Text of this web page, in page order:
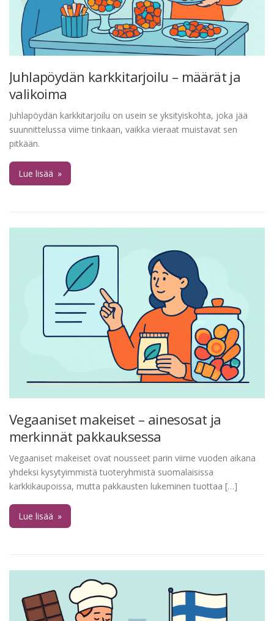
Juhlapöydän karkkitarjoilu – määrät ja
valikoima
Juhlapöydän karkkitarjoilu on usein se yksityiskohta, joka jää
suunnittelussa viime tinkaan, vaikka vieraat muistavat sen
pitkään.
Lue lisää »
Vegaaniset makeiset – ainesosat ja
merkinnät pakkauksessa
Vegaaniset makeiset ovat nousseet parin viime vuoden aikana
yhdeksi kysytyimmistä tuoteryhmistä suomalaisissa
karkkikaupoissa, mutta pakkausten lukeminen tuottaa […]
Lue lisää »